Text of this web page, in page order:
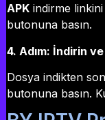
APK indirme
butonuna basın.
4. Adım: İndirin
Dosya indikten
butonuna basın.